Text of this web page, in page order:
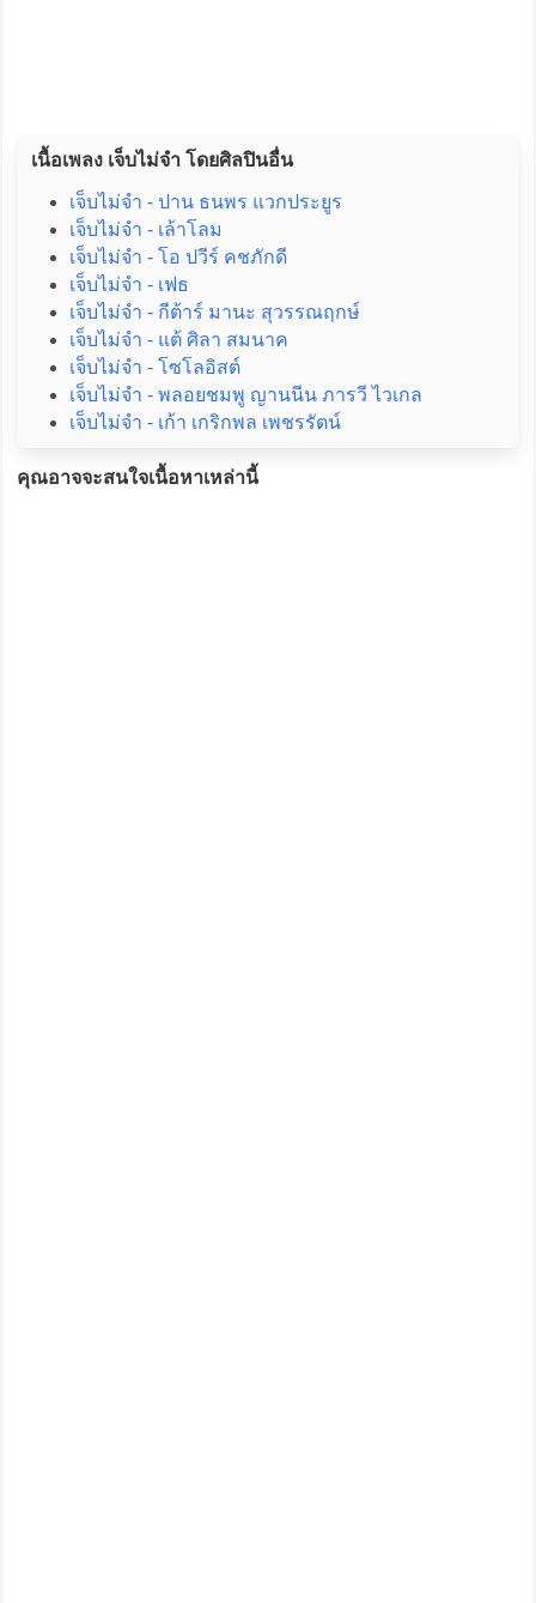
เนื้อเพลง เจ็บไม่จำ โดยศิลปินอื่น
เจ็บไม่จำ - ปาน ธนพร แวกประยูร
เจ็บไม่จำ - เล้าโลม
เจ็บไม่จำ - โอ ปวีร์ คชภักดี
เจ็บไม่จำ - เฟธ
เจ็บไม่จำ - กีต้าร์ มานะ สุวรรณฤกษ์
เจ็บไม่จำ - แต้ ศิลา สมนาค
เจ็บไม่จำ - โซโลอิสต์
เจ็บไม่จำ - พลอยชมพู ญานนีน ภารวี ไวเกล
เจ็บไม่จำ - เก้า เกริกพล เพชรรัตน์
คุณอาจจะสนใจเนื้อหาเหล่านี้